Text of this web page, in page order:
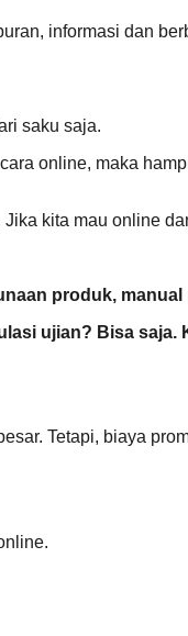
informasi dan
saku saja.
online, maka
kita mau online
produk,
ujian? Bisa
Tetapi, biaya